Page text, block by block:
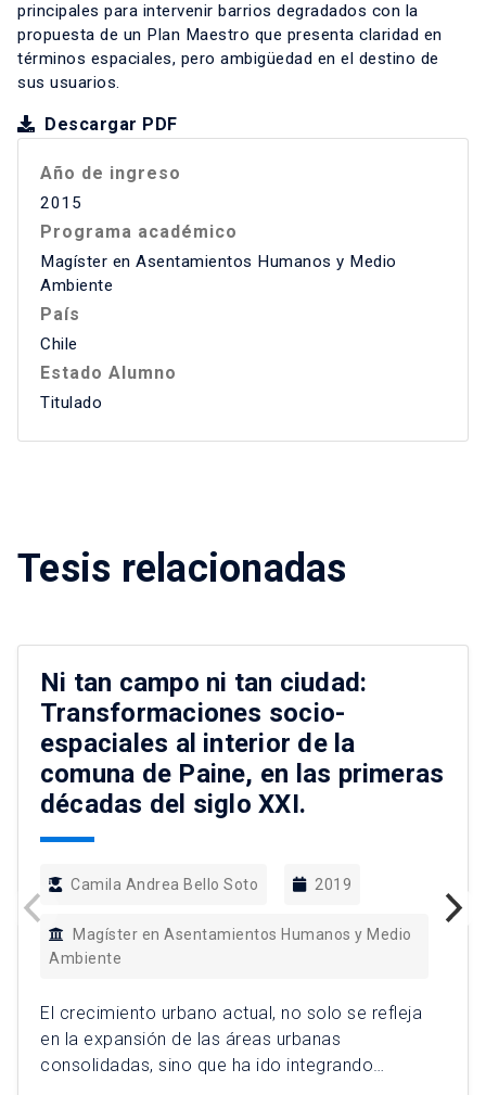
principales para intervenir barrios degradados con la
propuesta de un Plan Maestro que presenta claridad en
términos espaciales, pero ambigüedad en el destino de
sus usuarios.
Descargar PDF
Año de ingreso
2015
Programa académico
Magíster en Asentamientos Humanos y Medio
Ambiente
País
Chile
Estado Alumno
Titulado
Tesis relacionadas
Ni tan campo ni tan ciudad:
Transformaciones socio-
espaciales al interior de la
comuna de Paine, en las primeras
décadas del siglo XXI.
Camila Andrea Bello Soto 2019
Magíster en Asentamientos Humanos y Medio
Ambiente
El crecimiento urbano actual, no solo se refleja
en la expansión de las áreas urbanas
consolidadas, sino que ha ido integrando